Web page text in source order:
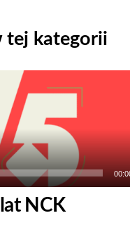
tej kategorii
NCK